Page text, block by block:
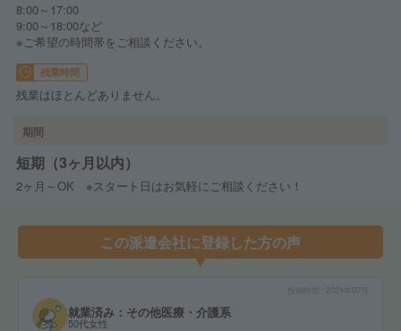
8:00～17:00
9:00～18:00など
※ご希望の時間帯をご相談ください。
残業時間
残業はほとんどありません。
期間
短期（3ヶ月以内）
2ヶ月～OK ※スタート日はお気軽にご相談ください！
この派遣会社に登録した方の声
2024年07月
就業済み：その他医療・介護系
50代女性